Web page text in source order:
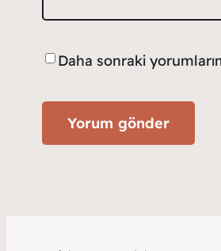
Daha sonraki